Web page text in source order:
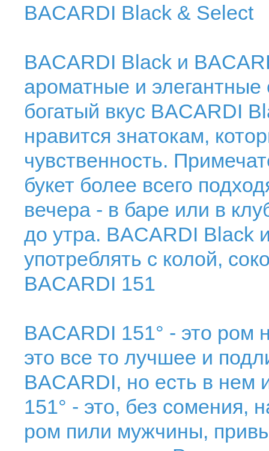
BACARDI Black & Select
BACARDI Black и
ароматные и
богатый вкус BACARDI
нравится знатокам,
чувственность.
букет более всего
вечера - в баре или в
до утра. BACARDI Black
употреблять с колой,
BACARDI 151
BACARDI 151° - это ром
это все то лучшее и
BACARDI, но есть в нем
151° - это, без сомения,
ром пили мужчины,